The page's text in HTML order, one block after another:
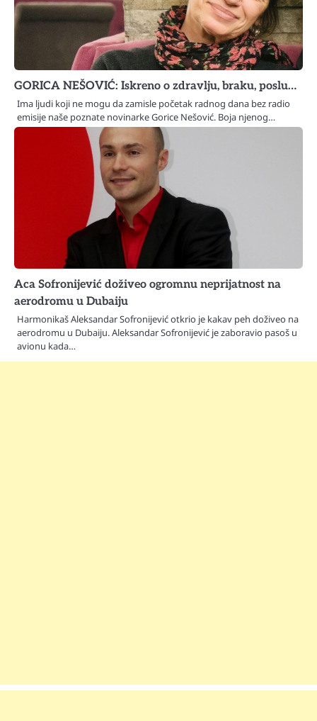
GORICA NEŠOVIĆ: Iskreno o zdravlju, braku, poslu…
Ima ljudi koji ne mogu da zamisle početak radnog dana bez radio
emisije naše poznate novinarke Gorice Nešović. Boja njenog…
Aca Sofronijević doživeo ogromnu neprijatnost na
aerodromu u Dubaiju
Harmonikaš Aleksandar Sofronijević otkrio je kakav peh doživeo na
aerodromu u Dubaiju. Aleksandar Sofronijević je zaboravio pasoš u
avionu kada…